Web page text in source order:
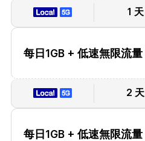
1 天
每日1GB + 低速無限流量
2 天
每日1GB + 低速無限流量